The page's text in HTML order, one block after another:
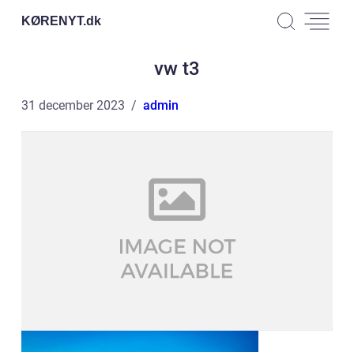
KØRENYT.dk
vw t3
31 december 2023 admin